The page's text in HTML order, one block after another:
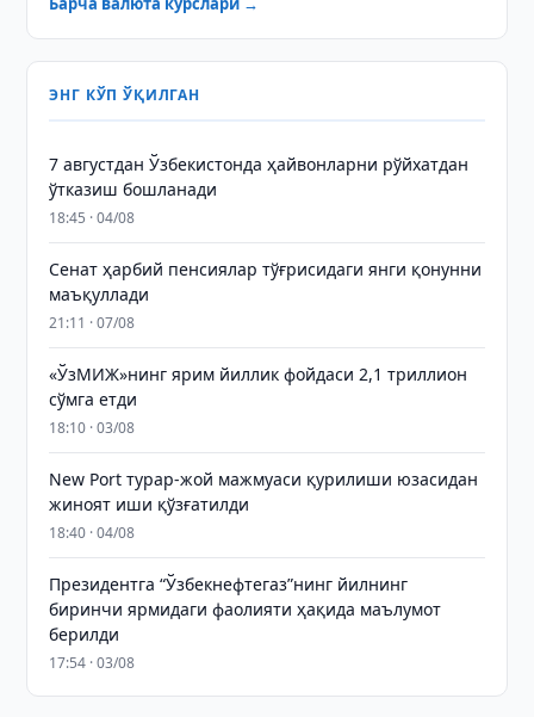
ЭНГ КЎП ЎҚИЛГАН
7 августдан Ўзбекистонда ҳайвонларни рўйхатдан
ўтказиш бошланади
18:45 · 04/08
Сенат ҳарбий пенсиялар тўғрисидаги янги қонунни
маъқуллади
21:11 · 07/08
«ЎзМИЖ»нинг ярим йиллик фойдаси 2,1 триллион
сўмга етди
18:10 · 03/08
New Port турар-жой мажмуаси қурилиши юзасидан
жиноят иши қўзғатилди
18:40 · 04/08
Президентга “Ўзбекнефтегаз”нинг йилнинг
биринчи ярмидаги фаолияти ҳақида маълумот
берилди
17:54 · 03/08